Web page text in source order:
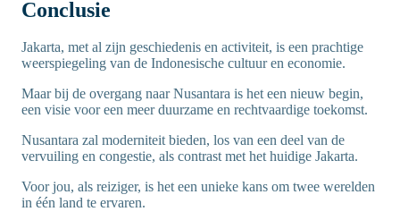
Conclusie
Jakarta, met al zijn geschiedenis en activiteit, is een prachtige
weerspiegeling van de Indonesische cultuur en economie.
Maar bij de overgang naar Nusantara is het een nieuw begin,
een visie voor een meer duurzame en rechtvaardige toekomst.
Nusantara zal moderniteit bieden, los van een deel van de
vervuiling en congestie, als contrast met het huidige Jakarta.
Voor jou, als reiziger, is het een unieke kans om twee werelden
in één land te ervaren.